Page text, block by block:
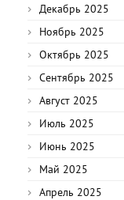
Декабрь 2025
Ноябрь 2025
Октябрь 2025
Сентябрь 2025
Август 2025
Июль 2025
Июнь 2025
Май 2025
Апрель 2025